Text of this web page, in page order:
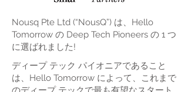
Nousq Pte Ltd (“NousQ”) は、Hello
Tomorrow の Deep Tech Pioneers の 1 つ
に選ばれました!
ディープ テック パイオニアであること
は、Hello Tomorrow によって、これまで